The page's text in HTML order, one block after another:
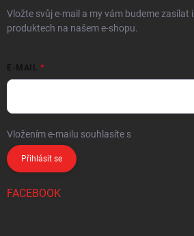
Vložte svůj e-mail a my vám budeme zasílat
produktech na našem e-shopu.
E-MAIL
Vložením e-mailu souhlasíte s
Přihlásit se
FACEBOOK